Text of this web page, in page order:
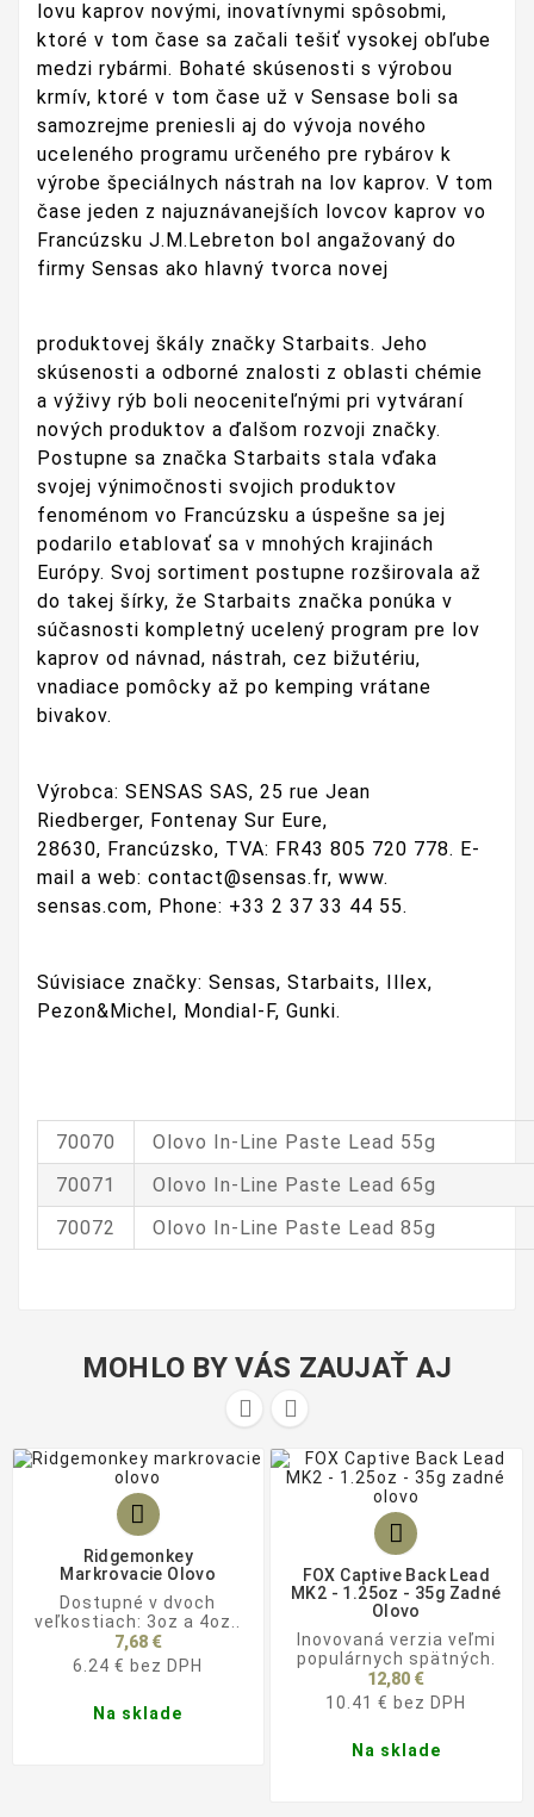
lovu kaprov novými, inovatívnymi spôsobmi,
ktoré v tom čase sa začali tešiť vysokej obľube
medzi rybármi. Bohaté skúsenosti s výrobou
krmív, ktoré v tom čase už v Sensase boli sa
samozrejme preniesli aj do vývoja nového
uceleného programu určeného pre rybárov k
výrobe špeciálnych nástrah na lov kaprov. V tom
čase jeden z najuznávanejších lovcov kaprov vo
Francúzsku J.M.Lebreton bol angažovaný do
firmy Sensas ako hlavný tvorca novej
produktovej škály značky Starbaits. Jeho
skúsenosti a odborné znalosti z oblasti chémie
a výživy rýb boli neoceniteľnými pri vytváraní
nových produktov a ďalšom rozvoji značky.
Postupne sa značka Starbaits stala vďaka
svojej výnimočnosti svojich produktov
fenoménom vo Francúzsku a úspešne sa jej
podarilo etablovať sa v mnohých krajinách
Európy. Svoj sortiment postupne rozširovala až
do takej šírky, že Starbaits značka ponúka v
súčasnosti kompletný ucelený program pre lov
kaprov od návnad, nástrah, cez bižutériu,
vnadiace pomôcky až po kemping vrátane
bivakov.
Výrobca: SENSAS SAS, 25 rue Jean
Riedberger, Fontenay Sur Eure,
28630, Francúzsko, TVA: FR43 805 720 778. E-
mail a web: contact@sensas.fr, www.
sensas.com, Phone: +33 2 37 33 44 55.
Súvisiace značky: Sensas, Starbaits, Illex,
Pezon&Michel, Mondial-F, Gunki.
70070
Olovo In-Line Paste Lead 55g
70071
Olovo In-Line Paste Lead 65g
70072
Olovo In-Line Paste Lead 85g
MOHLO BY VÁS ZAUJAŤ AJ
 

Ridgemonkey
Markrovacie Olovo
Dostupné v dvoch
veľkostiach: 3oz a 4oz..
7,68 €
6.24 € bez DPH
Na sklade

FOX Captive Back Lead
MK2 - 1.25oz - 35g Zadné
Olovo
Inovovaná verzia veľmi
populárnych spätných.
12,80 €
10.41 € bez DPH
Na sklade